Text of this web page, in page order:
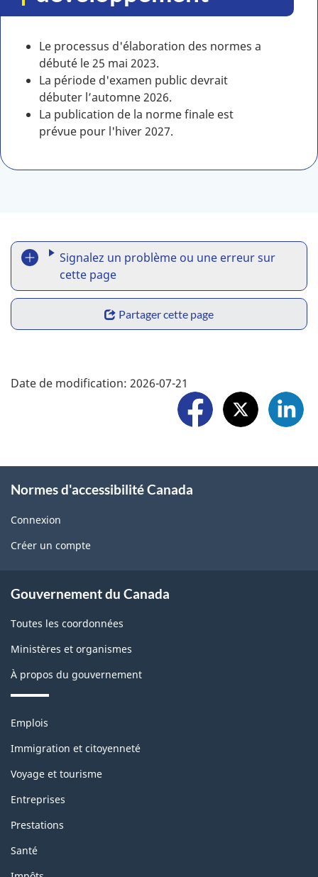
Le processus d'élaboration des normes a
débuté le 25 mai 2023.
La période d'examen public devrait
débuter l’automne 2026.
La publication de la norme finale est
prévue pour l'hiver 2027.
R
p
o
t
r
o
b
l
m
o
n
t
i
s
p
a
g
e
Signalez un problème ou une erreur sur
cette page
S
h
r
i
d
g
e
t
b
l
o
c
k
Partager cette page
Date de modification: 2026-07-21
F
o
U
Normes d'accessibilité Canada
Connexion
Créer un compte
About
Gouvernement du Canada
Toutes les coordonnées
Ministères et organismes
À propos du gouvernement
Thèmes
sujets
Emplois
Immigration et citoyenneté
Voyage et tourisme
Entreprises
Prestations
Santé